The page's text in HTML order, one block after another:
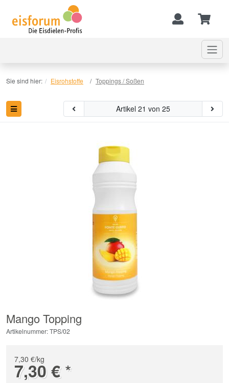
Sie sind hier: Eisrohstoffe Toppings / Soßen
Artikel 21 von 25
Mango Topping
Artikelnummer: TPS/02
7,30 €/kg
7,30 € *